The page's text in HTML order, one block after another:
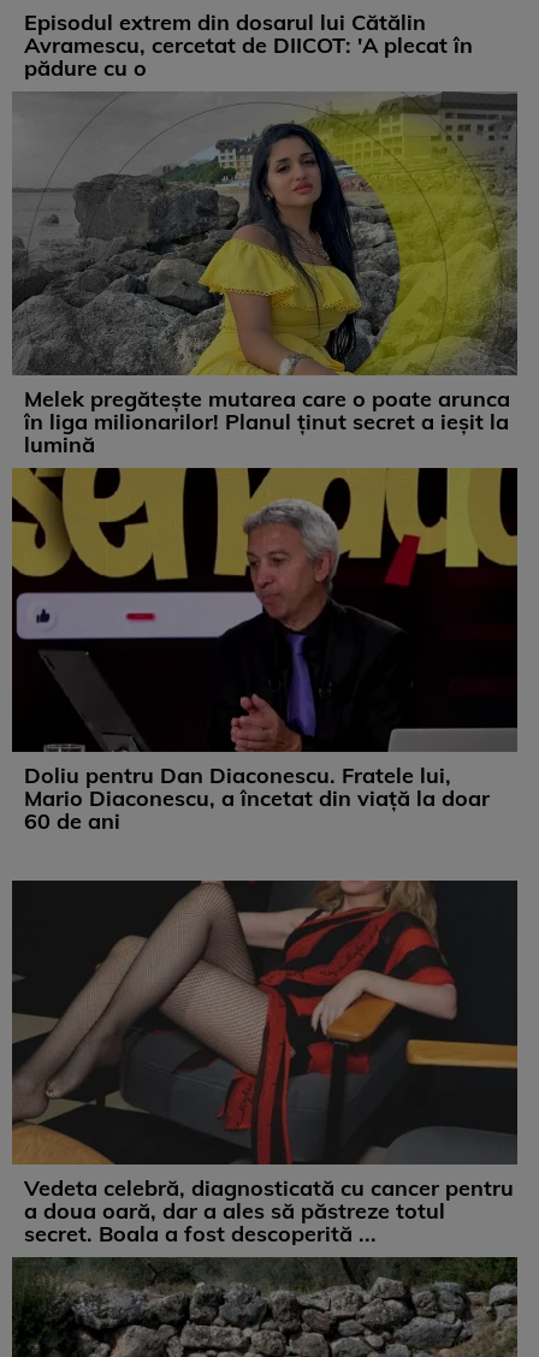
Episodul extrem din dosarul lui Cătălin
Avramescu, cercetat de DIICOT: 'A plecat în
pădure cu o
Melek pregătește mutarea care o poate arunca
în liga milionarilor! Planul ținut secret a ieșit la
lumină
Doliu pentru Dan Diaconescu. Fratele lui,
Mario Diaconescu, a încetat din viață la doar
60 de ani
Vedeta celebră, diagnosticată cu cancer pentru
a doua oară, dar a ales să păstreze totul
secret. Boala a fost descoperită ...